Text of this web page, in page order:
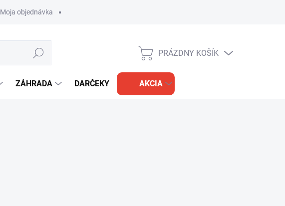
Moja objednávka
Hľadať
NÁKUPNÝ
PRÁZDNY KOŠÍK
ZÁHRADA DARČEKY AKCIA